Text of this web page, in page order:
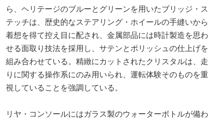
ら、ヘリテージのブルーとグリーンを用いたブリッジ・ス
テッチは、歴史的なステアリング・ホイールの手縫いから
着想を得て控え目に配され、金属部品には時計製造を思わ
せる面取り技法を採用し、サテンとポリッシュの仕上げを
組み合わせている。精緻にカットされたクリスタルは、走
りに関する操作系にのみ用いられ、運転体験そのものを重
視していることを強調している。
リヤ・コンソールにはガラス製のウォーターボトルが備わ